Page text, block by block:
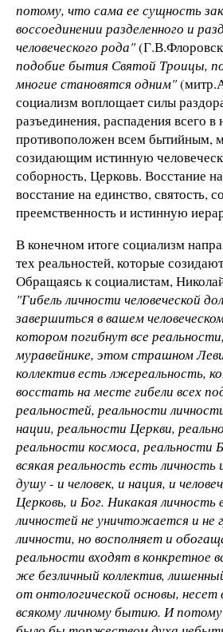
потому, что сама ее сущность
воссоединении разделенного и
человеческого рода"
подобие бытия Святой Троицы,
многие становятся одним"
социализм воплощает силы
разъединения, распадения всего
противоположен всем бытийным,
созидающим истинную
соборность, Церковь. Восстание
восстание на единство, святость,
преемственность и истинную
В конечном итоге социализм
тех реальностей, которые
Обращаясь к социалистам,
"Гибель личности человеческой
завершиться в вашем
котором погибнут все
муравейнике, этом страшном
коллектив есть лжереальность,
восстать на месте гибели всех
реальностей, реальности
нации, реальности Церкви,
реальности космоса, реальности
всякая реальность есть
душу - и человек, и нация, и
Церковь, и Бог. Никакая личность
личностей не уничтожается и не
личности, но восполняет и
реальности входят в конкретное
же безличный коллектив,
от онтологической основы, несет
всякому личному бытию. И